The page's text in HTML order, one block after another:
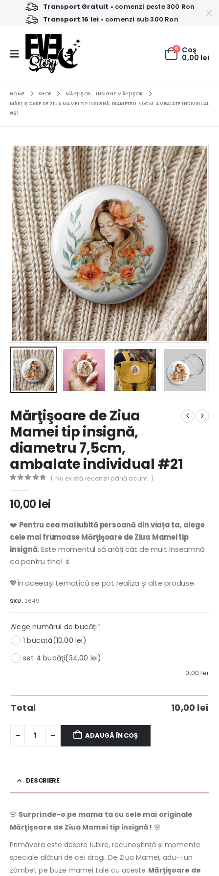
Transport Gratuit • comenzi peste 300 Ron
Transport 16 lei • comenzi sub 300 Ron
0 Coş
0,00 lei
HOME SHOP MĂRŢIŞOR,
INSIGNE MĂRŢIŞOR
MĂRŢIŞOARE DE ZIUA MAMEI TIP INSIGNĂ, DIAMETRU 7,5CM, AMBALATE INDIVIDUAL
#21
Mărţişoare de Ziua
Mamei tip insignă,
diametru 7,5cm,
ambalate individual #21
( Nu există recenzii până acum. )
10,00 lei
❤️ Pentru cea mai iubită persoană din viața ta, alege
cele mai frumoase Mărţişoare de Ziua Mamei tip
insignă.Este momentul să arăți cât de mult înseamnă
ea pentru tine! 🌷
💖În aceeaşi tematică se pot realiza şi alte produse.
SKU: 2649
Alege numărul de bucăţi*(required)
1 bucată(10,00 lei)
set 4 bucăţi(34,00 lei)
0,00lei
Total 10,00 lei
ADAUGĂ ÎN COȘ
DESCRIERE
🌸 Surprinde-o pe mama ta cu cele mai originale
Mărţişoare de Ziua Mamei tip insignă! 🌸
Primăvara este despre iubire, recunoștință și momente
speciale alături de cei dragi. De Ziua Mamei, adu-i un
zâmbet pe buze mamei tale cu aceste Mărţişoare de